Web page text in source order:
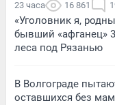
23 часа 16 861
«Уголовник я,
бывший «афганец»
леса под Рязанью
В Волгограде
оставшихся без